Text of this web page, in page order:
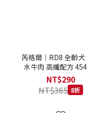
芮格爾｜RD8 全齡犬
水牛肉 高纖配方
REGAL 天然犬糧 狗
NT$290
NT$365 8折